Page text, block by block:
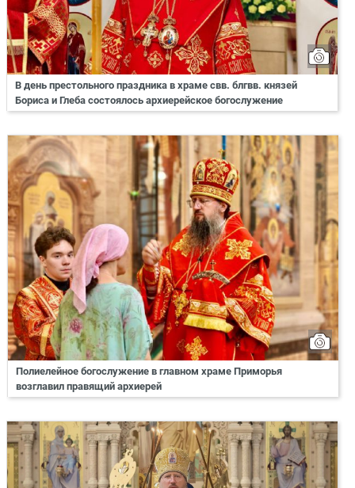
В день престольного праздника в храме свв. блгвв. князей
Бориса и Глеба состоялось архиерейское богослужение
Полиелейное богослужение в главном храме Приморья
возглавил правящий архиерей